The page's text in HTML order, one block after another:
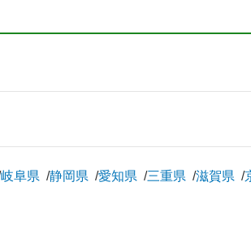
岐阜県 静岡県 愛知県 三重県 滋賀県